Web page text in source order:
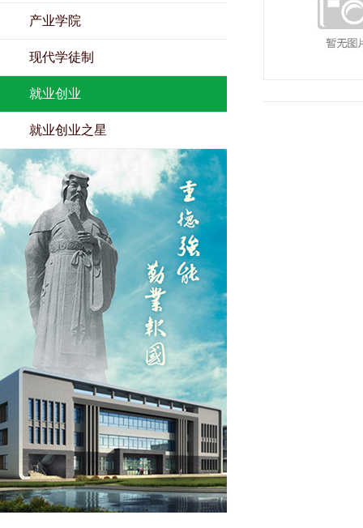
产业学院
现代学徒制
就业创业
就业创业之星